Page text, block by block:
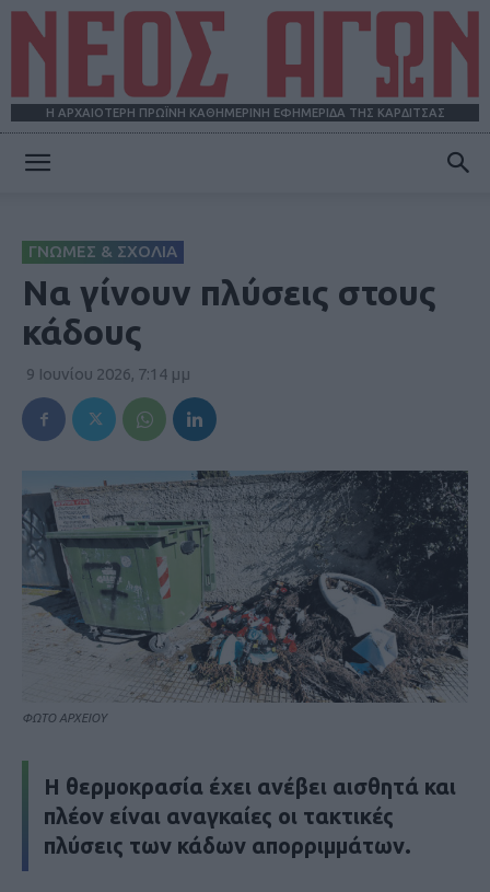
Η ΑΡΧΑΙΟΤΕΡΗ ΠΡΩΪΝΗ ΚΑΘΗΜΕΡΙΝΗ ΕΦΗΜΕΡΙΔΑ ΤΗΣ ΚΑΡΔΙΤΣΑΣ
ΓΝΩΜΕΣ & ΣΧΟΛΙΑ
Να γίνουν πλύσεις στους
κάδους
9 Ιουνίου 2026, 7:14 μμ
ΦΩΤΟ ΑΡΧΕΙΟΥ
Η θερμοκρασία έχει ανέβει αισθητά και
πλέον είναι αναγκαίες οι τακτικές
πλύσεις των κάδων απορριμμάτων.